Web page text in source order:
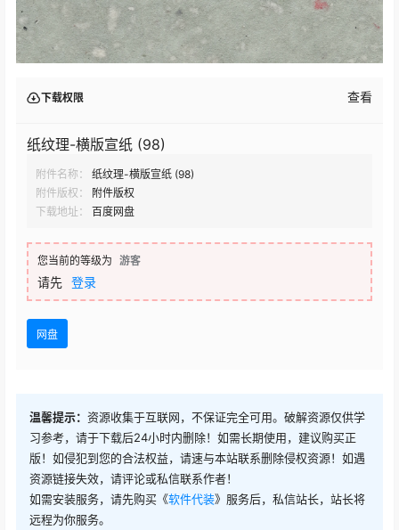
下载权限 查看
纸纹理-横版宣纸 (98)
附件名称：
纸纹理-横版宣纸 (98)
附件版权：
附件版权
下载地址：
百度网盘
您当前的等级为 游客
请先 登录
网盘
温馨提示： 资源收集于互联网，不保证完全可用。破解资源仅供学
习参考，请于下载后24小时内删除！如需长期使用，建议购买正
版！如侵犯到您的合法权益，请速与本站联系删除侵权资源！如遇
资源链接失效，请评论或私信联系作者！
如需安装服务，请先购买《软件代装》服务后，私信站长，站长将
远程为你服务。